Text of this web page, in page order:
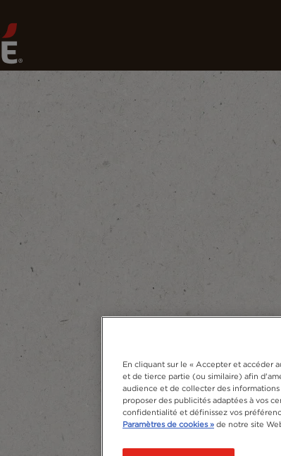
Aider Les Femmes À
En cliquant sur le « Accepter et accéder
et de tierce partie (ou similaire) afin
audience et de collecter des
proposer des publicités adaptées à vos
confidentialité et définissez vos
Paramètres de cookies » de notre site